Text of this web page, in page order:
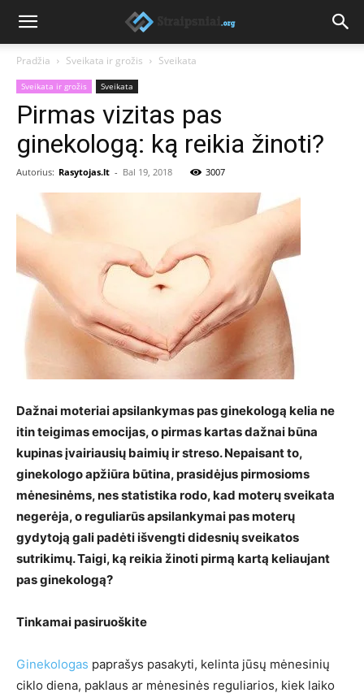
Pradžia Sveikata ir grožis Sveikata
Sveikata ir grožis Sveikata
Pirmas vizitas pas
ginekologą: ką reikia žinoti?
Autorius: Rasytojas.lt - Bal 19, 2018 3007
Dažnai moteriai apsilankymas pas ginekologą kelia ne
itin teigimas emocijas, o pirmas kartas dažnai būna
kupinas įvairiausių baimių ir streso. Nepaisant to,
ginekologo apžiūra būtina, prasidėjus pirmosioms
mėnesinėms, nes statistika rodo, kad moterų sveikata
negerėja, o reguliarūs apsilankymai pas moterų
gydytoją gali padėti išvengti didesnių sveikatos
sutrikimų. Taigi, ką reikia žinoti pirmą kartą keliaujant
pas ginekologą?
Tinkamai pasiruoškite
Ginekologas paprašys pasakyti, kelinta jūsų mėnesinių
ciklo diena, paklaus ar mėnesinės reguliarios, kiek laiko